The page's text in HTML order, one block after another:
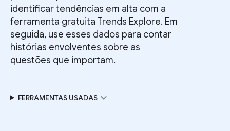
identificar tendências em alta com a
ferramenta gratuita Trends Explore. Em
seguida, use esses dados para contar
histórias envolventes sobre as
questões que importam.
FERRAMENTAS USADASexpand_more